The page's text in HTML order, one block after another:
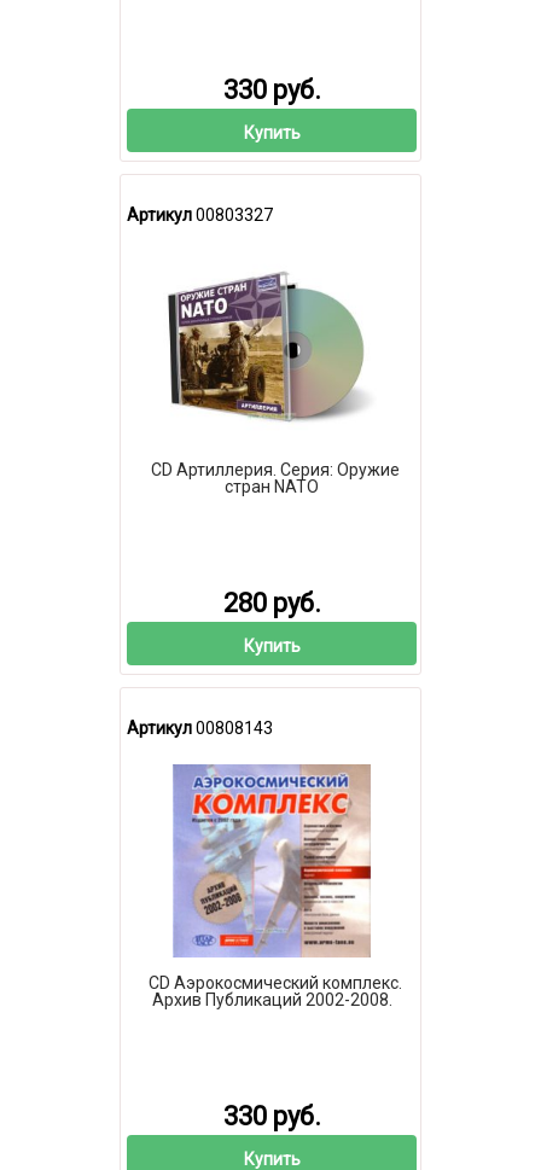
330 руб.
Купить
Артикул00803327
CD Артиллерия. Серия: Оружие
стран NATO
280 руб.
Купить
Артикул00808143
CD Аэрокосмический комплекс.
Архив Публикаций 2002-2008.
330 руб.
Купить